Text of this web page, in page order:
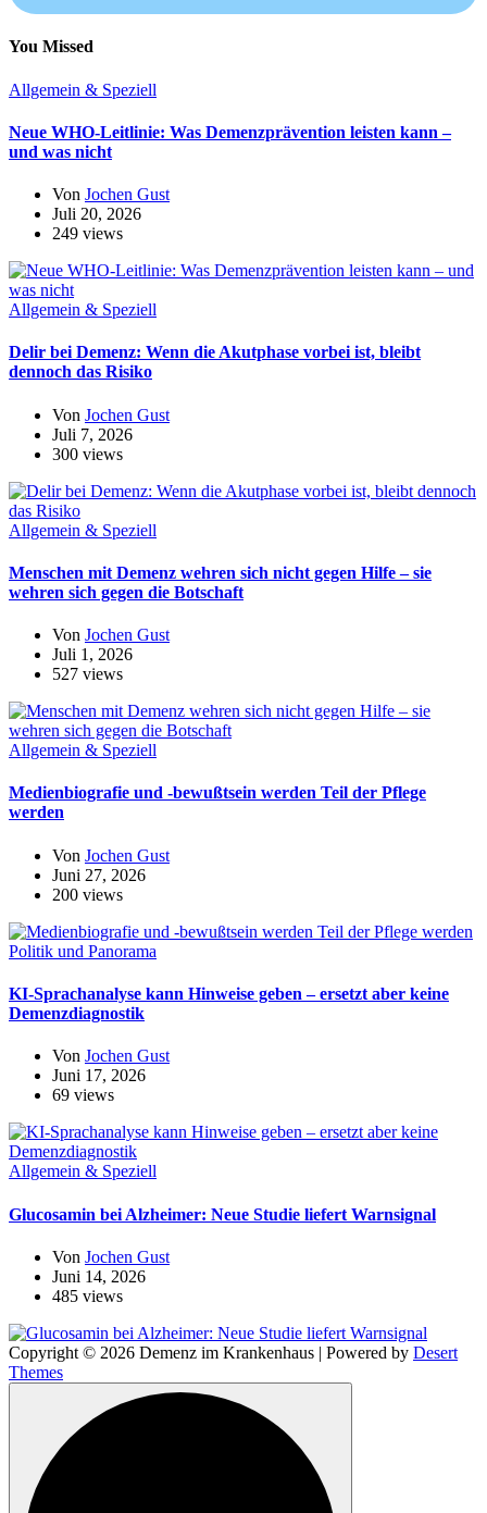
You Missed
Allgemein & Speziell
Neue WHO-Leitlinie: Was Demenzprävention leisten kann –
und was nicht
Von Jochen Gust
Juli 20, 2026
249 views
Allgemein & Speziell
Delir bei Demenz: Wenn die Akutphase vorbei ist, bleibt
dennoch das Risiko
Von Jochen Gust
Juli 7, 2026
300 views
Allgemein & Speziell
Menschen mit Demenz wehren sich nicht gegen Hilfe – sie
wehren sich gegen die Botschaft
Von Jochen Gust
Juli 1, 2026
527 views
Allgemein & Speziell
Medienbiografie und -bewußtsein werden Teil der Pflege
werden
Von Jochen Gust
Juni 27, 2026
200 views
Politik und Panorama
KI-Sprachanalyse kann Hinweise geben – ersetzt aber keine
Demenzdiagnostik
Von Jochen Gust
Juni 17, 2026
69 views
Allgemein & Speziell
Glucosamin bei Alzheimer: Neue Studie liefert Warnsignal
Von Jochen Gust
Juni 14, 2026
485 views
Copyright © 2026 Demenz im Krankenhaus | Powered by Desert
Themes